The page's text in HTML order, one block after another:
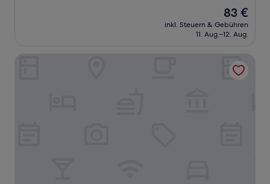
Bewertungen)
Der
Preis
beträgt
83 €
inkl. Steuern & Gebühren
11. Aug.–12. Aug.